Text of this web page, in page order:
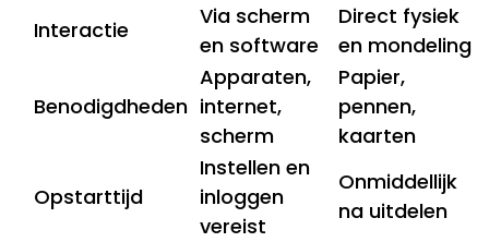
Interactie
Via scherm
en software
Direct fysiek
en mondeling
Benodigdheden
Apparaten,
internet,
scherm
Papier,
pennen,
kaarten
Opstarttijd
Instellen en
inloggen
vereist
Onmiddellijk
na uitdelen